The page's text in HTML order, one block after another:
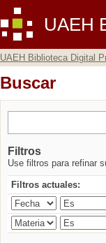
UAEH
Buscar
UAEH Biblioteca Digital
Buscar
Filtros
Use filtros para refinar
Filtros actuales: